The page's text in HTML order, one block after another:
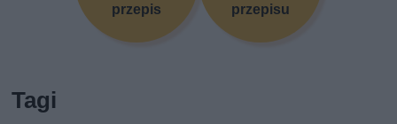
przepis
przepisu
Tagi